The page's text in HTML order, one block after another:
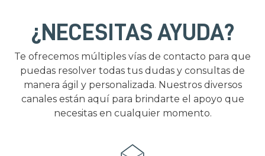
¿NECESITAS AYUDA?
Te ofrecemos múltiples vías de contacto para que
puedas resolver todas tus dudas y consultas de
manera ágil y personalizada. Nuestros diversos
canales están aquí para brindarte el apoyo que
necesitas en cualquier momento.